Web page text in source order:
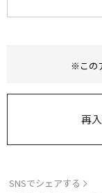
※この
再
SNSでシェアする